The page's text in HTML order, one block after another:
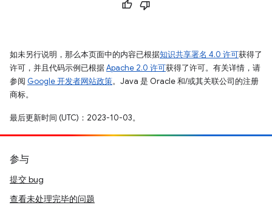
如未另行说明，那么本页面中的内容已根据知识共享署名 4.0 许可获得了
许可，并且代码示例已根据Apache 2.0 许可获得了许可。有关详情，请
参阅 Google 开发者网站政策。Java 是 Oracle 和/或其关联公司的注册
商标。
最后更新时间 (UTC)：2023-10-03。
参与
提交 bug
查看未处理完毕的问题